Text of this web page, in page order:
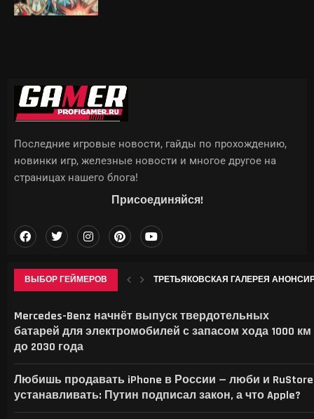
ВЫБОР ГЕЙМЕРОВ ТРЕТЬЯКОВСКАЯ ГАЛЕРЕЯ
Mercedes-Benz начнёт выпуск твердотельных
батарей для электромобилей с запасом хода 1000 км
до 2030 года
Любишь продавать iPhone в России — люби и RuStore
устанавливать: Путин подписал закон, а что Apple?
Последние игровые новости, гайды по прохождению,
новинки игр, железные новости и многое другое на
страницах нашего блога!
Присоединяйся!